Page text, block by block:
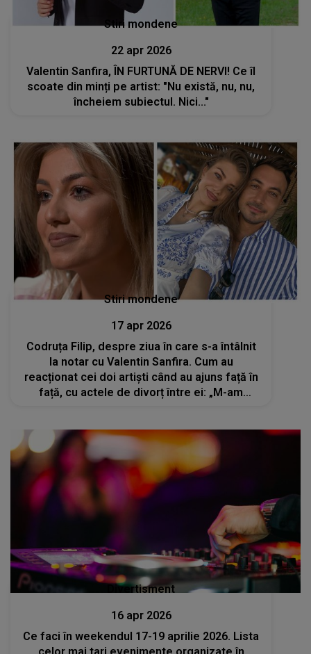
Stiri mondene
22 apr 2026
Valentin Sanfira, ÎN FURTUNĂ DE NERVI! Ce îl
scoate din minți pe artist: "Nu există, nu, nu,
încheiem subiectul. Nici..."
Stiri mondene
17 apr 2026
Codruța Filip, despre ziua în care s-a întâlnit
la notar cu Valentin Sanfira. Cum au
reacționat cei doi artiști când au ajuns față în
față, cu actele de divorț între ei: „M-am
Divertisment
16 apr 2026
Ce faci în weekendul 17-19 aprilie 2026. Lista